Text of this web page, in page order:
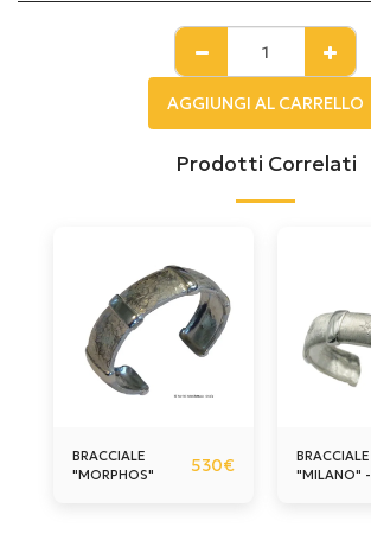
AGGIUNGI AL CARRELLO
Prodotti Correlati
BRACCIALE
"MORPHOS"
530€
BRACCIALE
"MILANO" -